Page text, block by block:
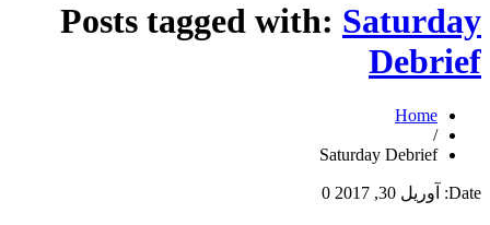
Posts tagged with: Saturday
Debrief
Home
/
Saturday Debrief
Date: آوریل 30, 2017 0